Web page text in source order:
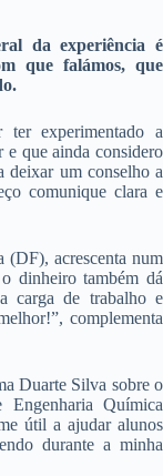
da experiência é
que falámos, que
ter experimentado a
e que ainda considero
deixar um conselho a
comunique clara e
(DF), acrescenta num
dinheiro também dá
carga de trabalho e
complementa
Duarte Silva sobre o
Química
útil a ajudar alunos
durante a minha